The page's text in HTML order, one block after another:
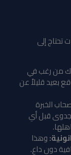
إلى
من رغب في
بعيد قليلاً عن
الخبرة
قبل أي
وهذا
دون داع.